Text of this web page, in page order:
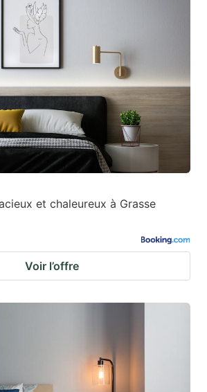
et chaleureux à Grasse
Voir l’offre